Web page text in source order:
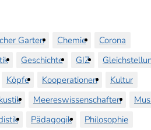
Garten Chemie
Corona
Geschichte GIZ
Köpfe Kooperationen
Kultur
Meereswissenschaften
Pädagogik
Philosophie